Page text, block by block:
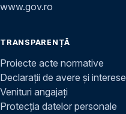
www.gov.ro
TRANSPARENȚĂ
Proiecte acte normative
Declarații de avere și interese
Venituri angajați
Protecția datelor personale